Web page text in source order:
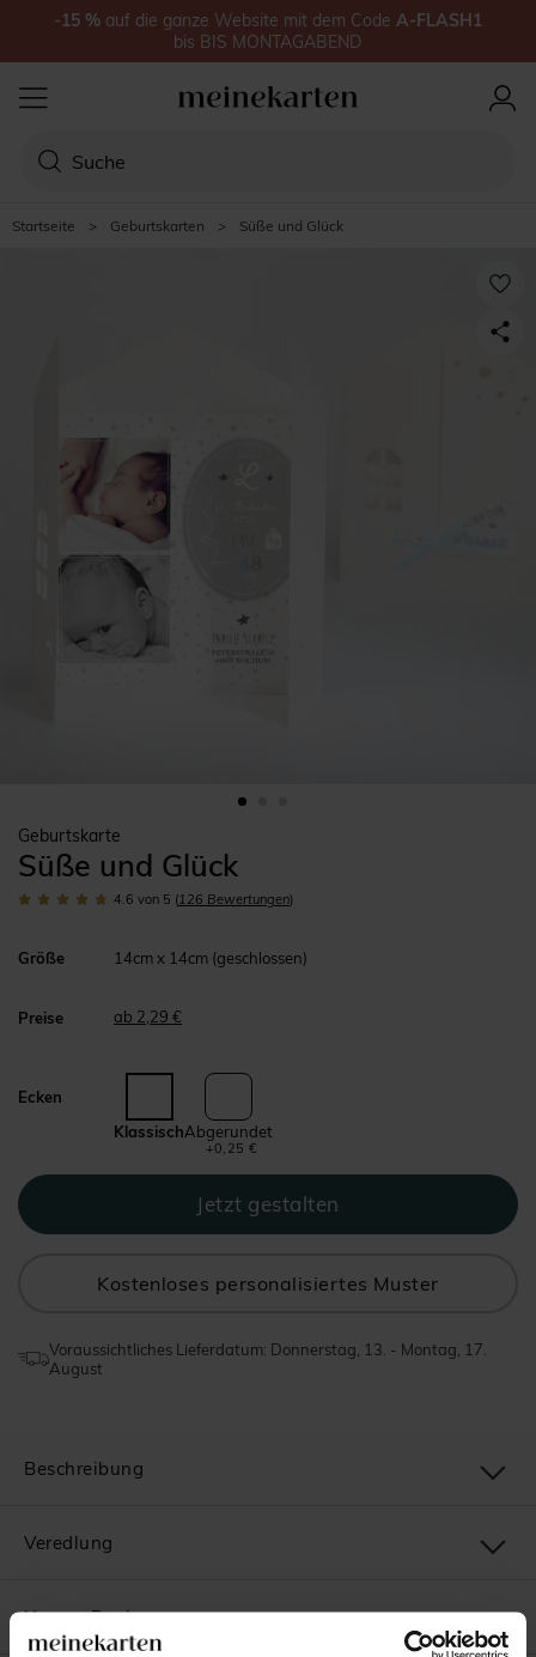
Startseite > Geburtskarten > Süße und Glück
Geburtskarte
Süße und Glück
4.6 von 5 (126 Bewertungen)
Größe 14cm x 14cm (geschlossen)
Preise ab 2,29 €
Ecken
KlassischAbgerundet
+0,25 €
Kostenloses personalisiertes Muster
Voraussichtliches Lieferdatum: Donnerstag, 13. - Montag, 17.
August
Beschreibung
Veredlung
Unsere Papiere
-15 % auf die ganze Website mit dem Code A-FLASH1
bis BIS MONTAGABEND